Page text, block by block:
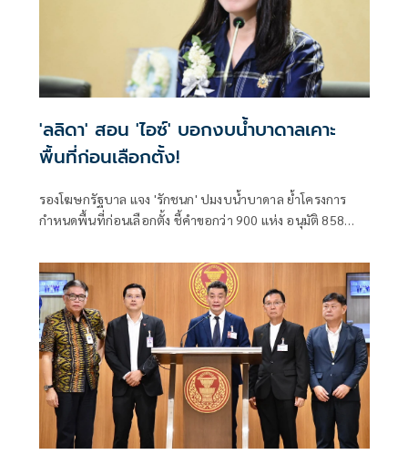
'ลลิดา' สอน 'ไอซ์' บอกงบน้ำบาดาลเคาะ
พื้นที่ก่อนเลือกตั้ง!
รองโฆษกรัฐบาล แจง 'รักชนก' ปมงบน้ำบาดาล ย้ำโครงการ
กำหนดพื้นที่ก่อนเลือกตั้ง ชี้คำขอกว่า 900 แห่ง อนุมัติ 858